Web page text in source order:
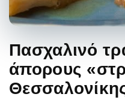
Πασχαλινό
άπορους